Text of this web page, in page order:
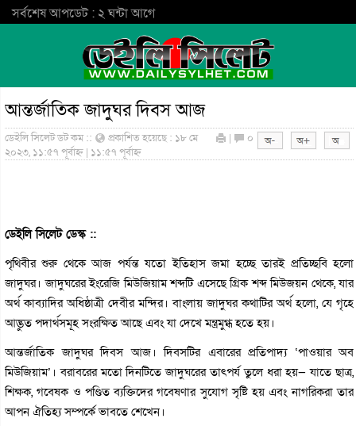
সর্বশেষ আপডেট : ২ ঘন্টা আগে
আন্তর্জাতিক জাদুঘর দিবস আজ
ডেইলি সিলেট ডট কম ::
প্রকাশিত হয়েছে : ১৮ মে
২০২৩, ১১:৫৭ পূর্বাহ্ন | ১১:৫৭ পূর্বাহ্ন
| ০
ডেইলি সিলেট ডেস্ক ::
পৃথিবীর শুরু থেকে আজ পর্যন্ত যতো ইতিহাস জমা হচ্ছে তারই প্রতিচ্ছবি হলো
জাদুঘর। জাদুঘরের ইংরেজি মিউজিয়াম শব্দটি এসেছে গ্রিক শব্দ মিউজয়ন থেকে, যার
অর্থ কাব্যাদির অধিষ্ঠাত্রী দেবীর মন্দির। বাংলায় জাদুঘর কথাটির অর্থ হলো, যে গৃহে
আদ্ভুত পদার্থসমূহ সংরক্ষিত আছে এবং যা দেখে মন্ত্রমুগ্ধ হতে হয়।
আন্তর্জাতিক জাদুঘর দিবস আজ। দিবসটির এবারের প্রতিপাদ্য ‘পাওয়ার অব
মিউজিয়াম’। বরাবরের মতো দিনটিতে জাদুঘরের তাৎপর্য তুলে ধরা হয়— যাতে ছাত্র,
শিক্ষক, গবেষক ও পণ্ডিত ব্যক্তিদের গবেষণার সুযোগ সৃষ্টি হয় এবং নাগরিকরা তার
আপন ঐতিহ্য সম্পর্কে ভাবতে শেখেন।